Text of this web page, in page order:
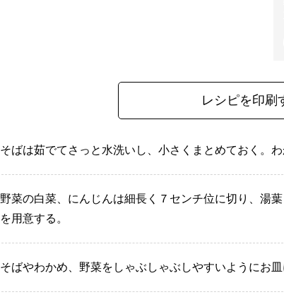
レシピを印刷
そばは茹でてさっと水洗いし、小さくまとめておく。
野菜の白菜、にんじんは細長く７センチ位に切り、湯
を用意する。
そばやわかめ、野菜をしゃぶしゃぶしやすいようにお皿